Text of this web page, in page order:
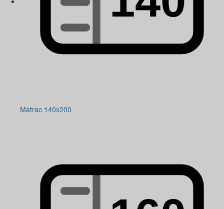
Matrac 140x200